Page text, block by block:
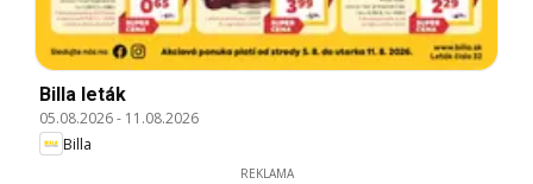
Billa leták
05.08.2026- 11.08.2026
Billa
REKLAMA